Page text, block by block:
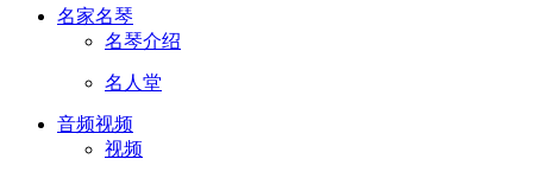
名家名琴
名琴介绍
名人堂
音频视频
视频